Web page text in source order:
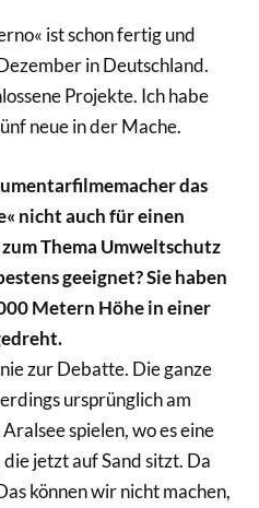
ist schon fertig und
in Deutschland.
Projekte. Ich habe
neue in der Mache.
das
nicht auch für einen
Thema Umweltschutz
geeignet? Sie haben
Metern Höhe in einer
zur Debatte. Die ganze
ursprünglich am
spielen, wo es eine
jetzt auf Sand sitzt. Da
können wir nicht machen,